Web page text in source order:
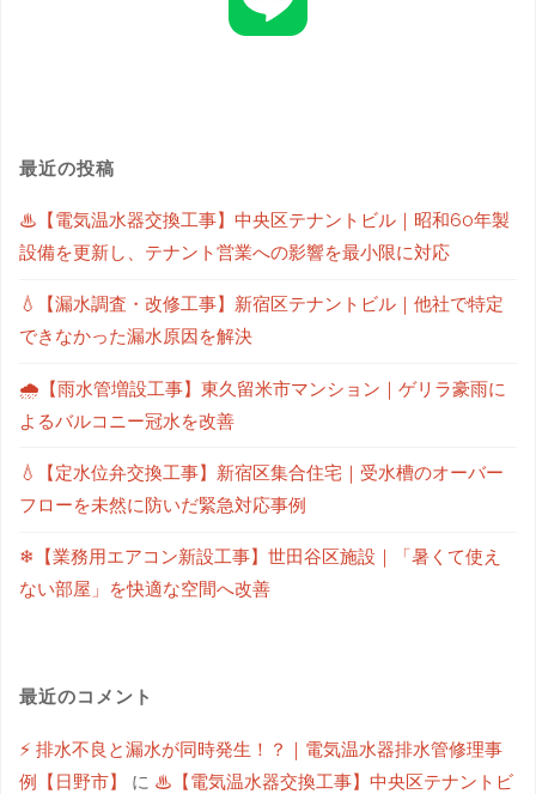
最近の投稿
♨【電気温水器交換工事】中央区テナントビル｜昭和60年製
設備を更新し、テナント営業への影響を最小限に対応
💧【漏水調査・改修工事】新宿区テナントビル｜他社で特定
できなかった漏水原因を解決
🌧【雨水管増設工事】東久留米市マンション｜ゲリラ豪雨に
よるバルコニー冠水を改善
💧【定水位弁交換工事】新宿区集合住宅｜受水槽のオーバー
フローを未然に防いだ緊急対応事例
❄【業務用エアコン新設工事】世田谷区施設｜「暑くて使え
ない部屋」を快適な空間へ改善
最近のコメント
⚡ 排水不良と漏水が同時発生！？｜電気温水器排水管修理事
例【日野市】
に ♨【電気温水器交換工事】中央区テナントビ